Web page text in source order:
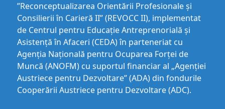
”Reconceptualizarea Orientării Profesionale și
Consilierii în Carieră II” (REVOCC II), implementat
de Centrul pentru Educaţie Antreprenorială şi
Asistenţă în Afaceri (CEDA) în parteneriat cu
Agenția Națională pentru Ocuparea Forței de
Muncă (ANOFM) cu suportul financiar al „Agenției
Austriece pentru Dezvoltare” (ADA) din fondurile
Cooperării Austriece pentru Dezvoltare (ADC).